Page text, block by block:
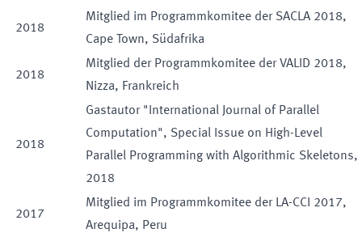
2018
Mitglied im Programmkomitee der SACLA 2018,
Cape Town, Südafrika
2018
Mitglied der Programmkomitee der VALID 2018,
Nizza, Frankreich
2018
Gastautor "International Journal of Parallel
Computation", Special Issue on High-Level
Parallel Programming with Algorithmic Skeletons,
2018
2017
Mitglied im Programmkomitee der LA-CCI 2017,
Arequipa, Peru